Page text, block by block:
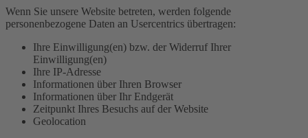
Wenn Sie unsere Website betreten, werden folgende
personenbezogene Daten an Usercentrics übertragen:
Ihre Einwilligung(en) bzw. der Widerruf Ihrer
Einwilligung(en)
Ihre IP-Adresse
Informationen über Ihren Browser
Informationen über Ihr Endgerät
Zeitpunkt Ihres Besuchs auf der Website
Geolocation